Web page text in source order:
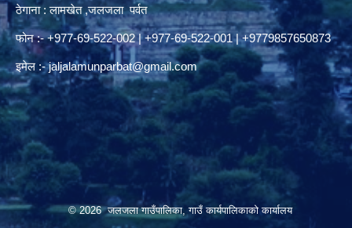
ठेगाना : लामखेत ,जलजला पर्वत
फोन :- +977-69-522-002 | +977-69-522-001 | +9779857650873
इमेल :-jaljalamunparbat@gmail.com
© 2026 जलजला गाउँपालिका, गाउँ कार्यपालिकाको कार्यालय